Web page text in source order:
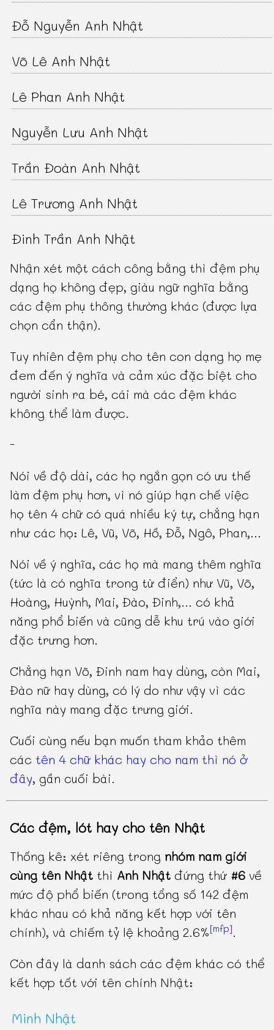
Đỗ Nguyễn Anh Nhật
Võ Lê Anh Nhật
Lê Phan Anh Nhật
Nguyễn Lưu Anh Nhật
Trần Đoàn Anh Nhật
Lê Trương Anh Nhật
Đinh Trần Anh Nhật
Nhận xét một cách công bằng thì đệm phụ
dạng họ không đẹp, giàu ngữ nghĩa bằng
các đệm phụ thông thường khác (được lựa
chọn cẩn thận).
Tuy nhiên đệm phụ cho tên con dạng họ mẹ
đem đến ý nghĩa và cảm xúc đặc biệt cho
người sinh ra bé, cái mà các đệm khác
không thể làm được.
-
Nói về độ dài, các họ ngắn gọn có ưu thế
làm đệm phụ hơn, vì nó giúp hạn chế việc
họ tên 4 chữ có quá nhiều ký tự, chẳng hạn
như các họ: Lê, Vũ, Võ, Hồ, Đỗ, Ngô, Phan,...
Nói về ý nghĩa, các họ mà mang thêm nghĩa
(tức là có nghĩa trong từ điển) như Vũ, Võ,
Hoàng, Huỳnh, Mai, Đào, Đinh,... có khả
năng phổ biến và cũng dễ khu trú vào giới
đặc trưng hơn.
Chẳng hạn Võ, Đinh nam hay dùng, còn Mai,
Đào nữ hay dùng, có lý do như vậy vì các
nghĩa này mang đặc trưng giới.
Cuối cùng nếu bạn muốn tham khảo thêm
các tên 4 chữ khác hay cho nam thì nó ở
đây, gần cuối bài.
Các đệm, lót hay cho tên Nhật
Thống kê: xét riêng trong nhóm nam giới
cùng tên Nhật thì Anh Nhật đứng thứ #6 về
mức độ phổ biến (trong tổng số 142 đệm
khác nhau có khả năng kết hợp với tên
chính), và chiếm tỷ lệ khoảng 2.6%[mfp].
Còn đây là danh sách các đệm khác có thể
kết hợp tốt với tên chính Nhật:
Minh Nhật